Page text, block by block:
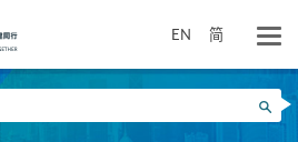
EN 简
搜尋